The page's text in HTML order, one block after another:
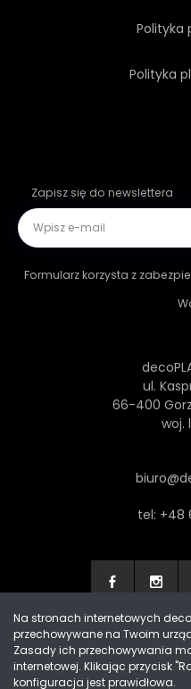
Polityka
Polityka
Zapisz się do newslettera
Formularz korzysta z
ul.
66-400
woj.
tel: +48
Made with by
Na stronach internetowych
przechowywane na Twoim
Zasady ich przechowywania
internetowej. Klikając przycisk
konfiguracja jest prawidłowa.